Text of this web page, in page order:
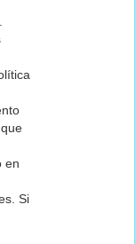
en
Si